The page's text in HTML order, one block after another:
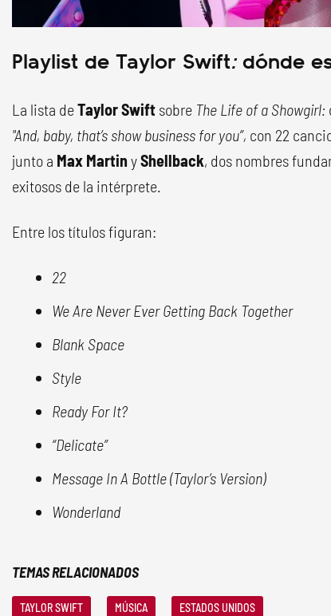
Playlist de Taylor Swift:dónde
La lista deTaylor Swift sobre The Life of a Showgirl:
"And, baby, that’s show business for you”, con 22
junto a Max Martin yShellback, dos nombres
exitosos de la intérprete.
Entre los títulos figuran:
22
We Are Never Ever Getting Back Together
Blank Space
Style
Ready For It?
“Delicate”
Message In A Bottle (Taylor’s Version)
Wonderland
TEMAS RELACIONADOS
TAYLOR SWIFT MÚSICA ESTADOS UNIDOS